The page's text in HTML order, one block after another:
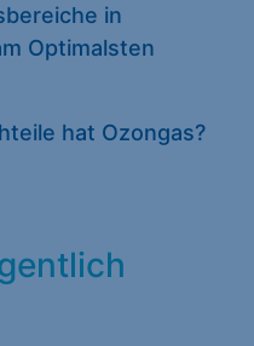
in
Optimalsten
hat Ozongas?